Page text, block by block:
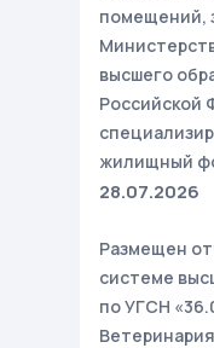
помещений,
высшего
Российской
жилищный
28.07.2026
Размещен
системе
по УГСН